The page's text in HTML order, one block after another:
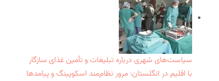
سیاست‌های شهری درباره تبلیغات و تأمین غذای سازگار
با اقلیم در انگلستان: مرور نظام‌مند اسکوپینگ و پیامدها